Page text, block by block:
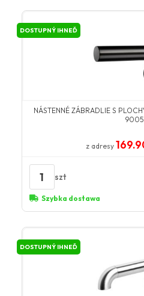
DOSTUPNÝ IHNEĎ
NÁSTENNÉ ZÁBRADLIE S
9005
z adresy
1 szt
Szybka dostawa
DOSTUPNÝ IHNEĎ